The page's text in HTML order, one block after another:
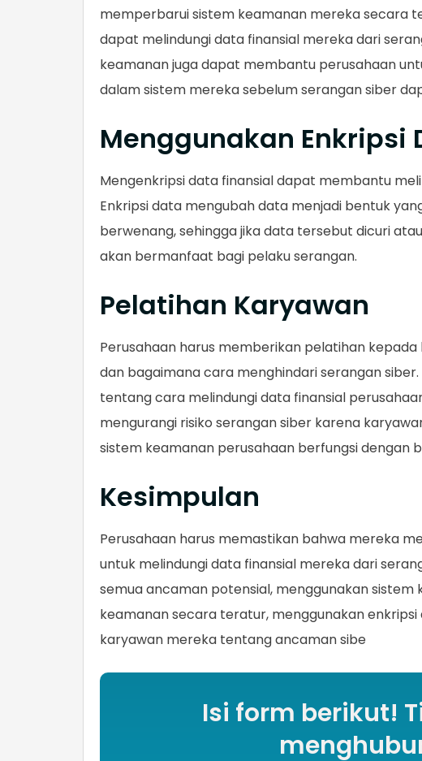
memperbarui sistem keamanan mereka secara
dapat melindungi data finansial mereka dari
keamanan juga dapat membantu perusahaan
dalam sistem mereka sebelum serangan siber
Menggunakan Enkripsi
Mengenkripsi data finansial dapat membantu
Enkripsi data mengubah data menjadi bentuk
berwenang, sehingga jika data tersebut dicuri
akan bermanfaat bagi pelaku serangan.
Pelatihan Karyawan
Perusahaan harus memberikan pelatihan
dan bagaimana cara menghindari serangan
tentang cara melindungi data finansial
mengurangi risiko serangan siber karena
sistem keamanan perusahaan berfungsi dengan
Kesimpulan
Perusahaan harus memastikan bahwa mereka
untuk melindungi data finansial mereka dari
semua ancaman potensial, menggunakan
keamanan secara teratur, menggunakan
karyawan mereka tentang ancaman sibe
Isi form berikut!